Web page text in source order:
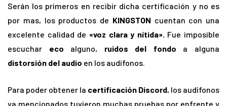
Serán los primeros en recibir dicha certificación y no es
por mas, los productos de KINGSTON cuentan con una
excelente calidad de «voz clara y nítida». Fue imposible
escuchar eco alguno, ruidos del fondo a alguna
distorsión del audio en los audífonos.
Para poder obtener la certificación Discord, los audífonos
ya mencionados tuvieron muchas pruebas por enfrente y